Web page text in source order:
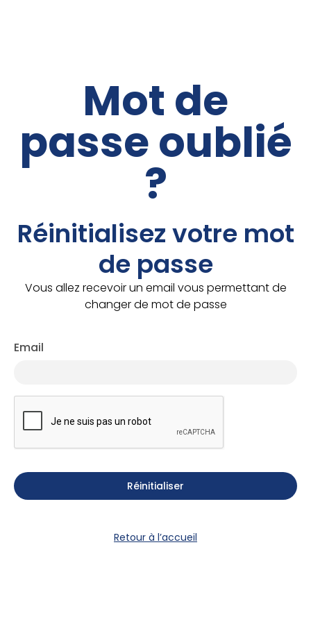
Mot de
passe oublié
?
Réinitialisez votre mot
de passe
Vous allez recevoir un email vous permettant de
changer de mot de passe
Email
Retour à l’accueil